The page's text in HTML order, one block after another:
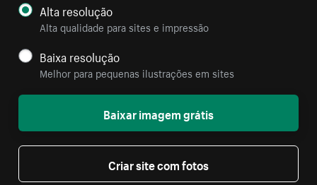
Alta resolução
Alta qualidade para sites e impressão
Baixa resolução
Melhor para pequenas ilustrações em sites
Baixar imagem grátis
Criar site com fotos